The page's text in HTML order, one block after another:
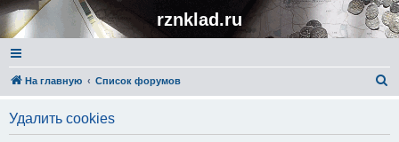
rznklad.ru
На главную Список форумов
Удалить cookies